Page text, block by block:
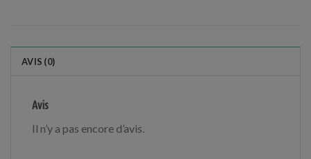
AVIS (0)
Avis
Il n’y a pas encore d’avis.